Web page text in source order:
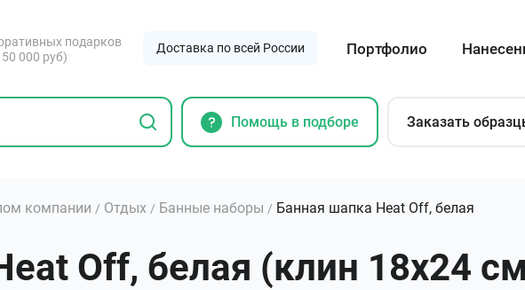
подарков
000 руб)
Доставка по всей России Портфолио
Помощь в подборе Заказать
компании / Отдых / Банные наборы / Банная шапка Heat Off, белая
Off, белая (клин 18х24